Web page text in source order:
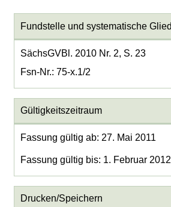
Fundstelle und systematische
SächsGVBl. 2010 Nr. 2, S. 23
Fsn-Nr.: 75-x.1/2
Gültigkeitszeitraum
Fassung gültig ab: 27. Mai 2011
Fassung gültig bis: 1. Februar 2012
Drucken/Speichern